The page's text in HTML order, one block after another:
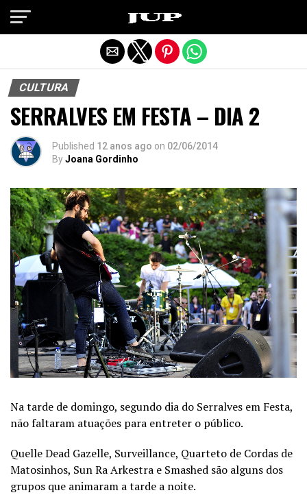
CULTURA
SERRALVES EM FESTA – DIA 2
Published 12 anos ago on 02/06/2014
ByJoana Gordinho
Na tarde de domingo, segundo dia do Serralves em Festa,
não faltaram atuações para entreter o público.
Quelle Dead Gazelle, Surveillance, Quarteto de Cordas de
Matosinhos, Sun Ra Arkestra e Smashed são alguns dos
grupos que animaram a tarde a noite.
Exit mobile version